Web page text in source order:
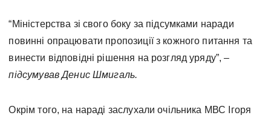
“Міністерства зі свого боку за підсумками наради
повинні опрацювати пропозиції з кожного питання та
винести відповідні рішення на розгляд уряду”,–
підсумував Денис Шмигаль.
Окрім того, на нараді заслухали очільника МВС Ігоря